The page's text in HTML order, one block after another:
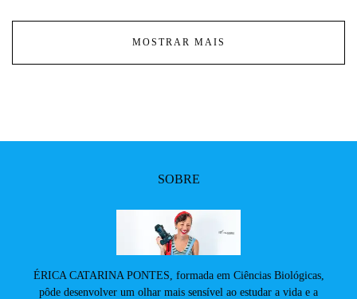
MOSTRAR MAIS
SOBRE
ÉRICA CATARINA PONTES, formada em Ciências Biológicas,
pôde desenvolver um olhar mais sensível ao estudar a vida e a